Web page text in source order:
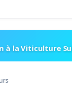
à la Viticulture